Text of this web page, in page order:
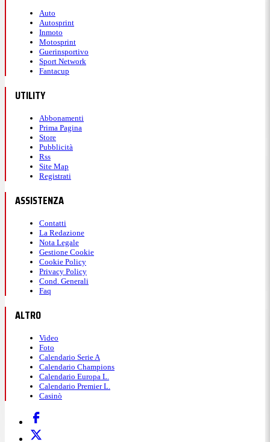
Auto
Autosprint
Inmoto
Motosprint
Guerinsportivo
Sport Network
Fantacup
UTILITY
Abbonamenti
Prima Pagina
Store
Pubblicità
Rss
Site Map
Registrati
ASSISTENZA
Contatti
La Redazione
Nota Legale
Gestione Cookie
Cookie Policy
Privacy Policy
Cond. Generali
Faq
ALTRO
Video
Foto
Calendario Serie A
Calendario Champions
Calendario Europa L.
Calendario Premier L.
Casinò